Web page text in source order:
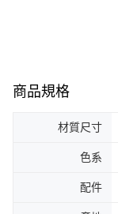
商品規格
材質尺寸
色系
配件